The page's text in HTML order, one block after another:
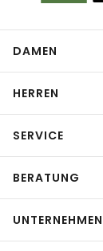
DAMEN
HERREN
SERVICE
BERATUNG
UNTERNEHMEN